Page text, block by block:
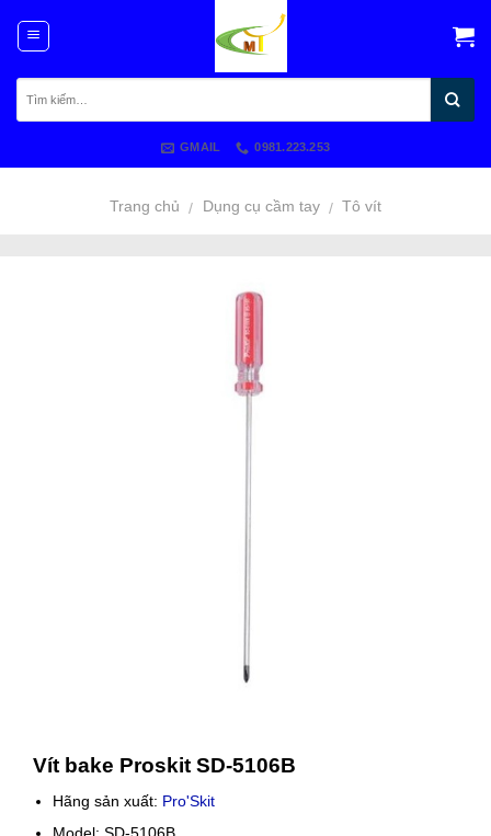
content
GMAIL 0981.223.253
Trang chủ / Dụng cụ cầm tay / Tô vít
Vít bake Proskit SD-5106B
Hãng sản xuất: Pro'Skit